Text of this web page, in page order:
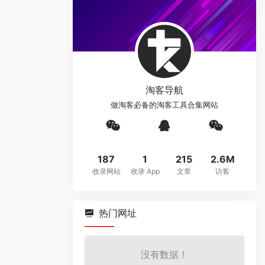
淘客导航
做淘客必备的淘客工具合集网站
187
收录网站
1
收录 App
215
文章
2.6M
访客
热门网址
没有数据！